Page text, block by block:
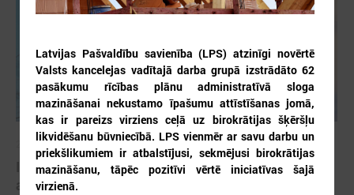
2026. gada 02. jūlijs
Izmaiņas siltumenerģijas apgādes tarifu
aprēķināšanas metodikā var radīt būtiskus riskus
Latvijas Pašvaldību savienība (LPS) atzinīgi novērtē
Valsts kancelejas vadītajā darba grupā izstrādāto 62
pasākumu rīcības plānu administratīvā sloga
mazināšanai nekustamo īpašumu attīstīšanas jomā,
kas ir pareizs virziens ceļā uz birokrātijas šķēršļu
likvidēšanu būvniecībā. LPS vienmēr ar savu darbu un
priekšlikumiem ir atbalstījusi, sekmējusi birokrātijas
mazināšanu, tāpēc pozitīvi vērtē iniciatīvas šajā
virzienā.